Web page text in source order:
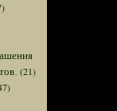
(21)